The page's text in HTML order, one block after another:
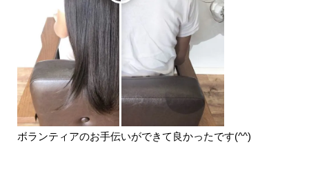
ボランティアのお手伝いができて良かったです(^^)